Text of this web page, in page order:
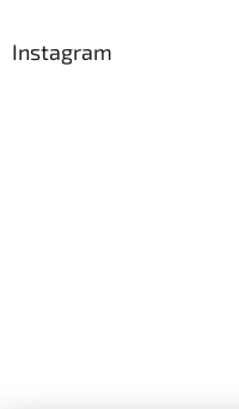
Instagram